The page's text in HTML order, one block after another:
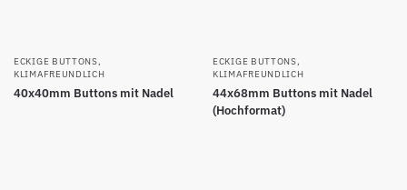
ECKIGE BUTTONS,
KLIMAFREUNDLICH
40x40mm Buttons mit Nadel
ECKIGE BUTTONS,
KLIMAFREUNDLICH
44x68mm Buttons mit Nadel
(Hochformat)